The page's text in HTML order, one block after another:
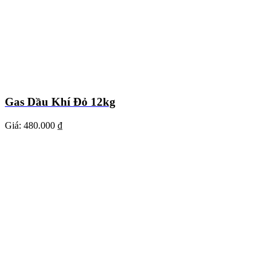
Gas Dầu Khí Đỏ 12kg
Giá: 480.000 ₫